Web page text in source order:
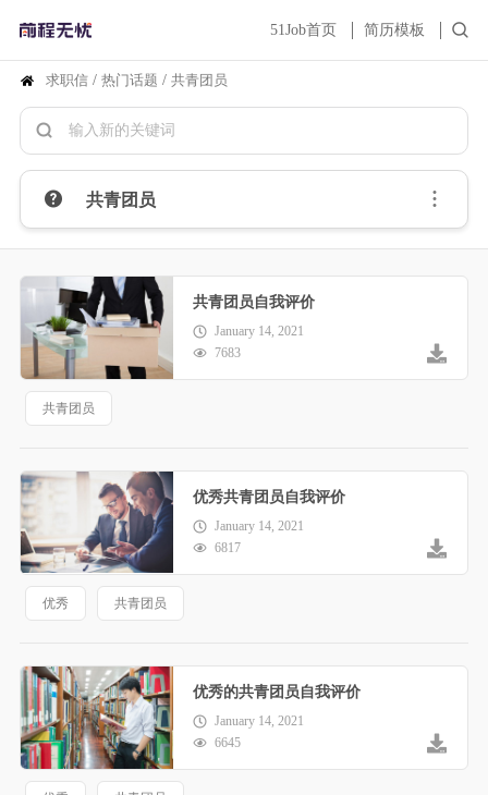
51Job首页 简历模板
求职信 / 热门话题 / 共青团员
共青团员
共青团员自我评价
January 14, 2021
7683
共青团员
优秀共青团员自我评价
January 14, 2021
6817
优秀 共青团员
优秀的共青团员自我评价
January 14, 2021
6645